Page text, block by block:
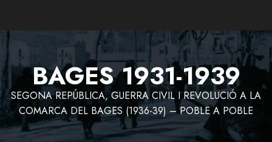
contenido
BAGES 1931-1939
SEGONA REPÚBLICA, GUERRA CIVIL I REVOLUCIÓ A LA
COMARCA DEL BAGES (1936-39) – POBLE A POBLE